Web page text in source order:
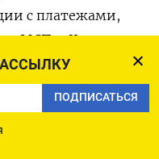
ПОДПИСАТЬСЯ
с платежами,
по МСП: «Крупные
сроки оплаты,
для малого
получает